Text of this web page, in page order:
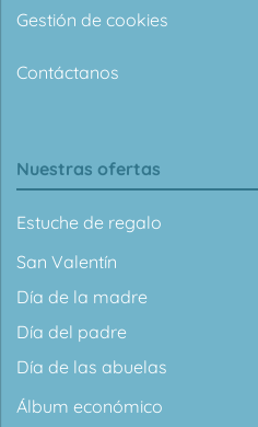
Gestión de cookies
Contáctanos
Nuestras ofertas
Estuche de regalo
San Valentín
Día de la madre
Día del padre
Día de las abuelas
Álbum económico